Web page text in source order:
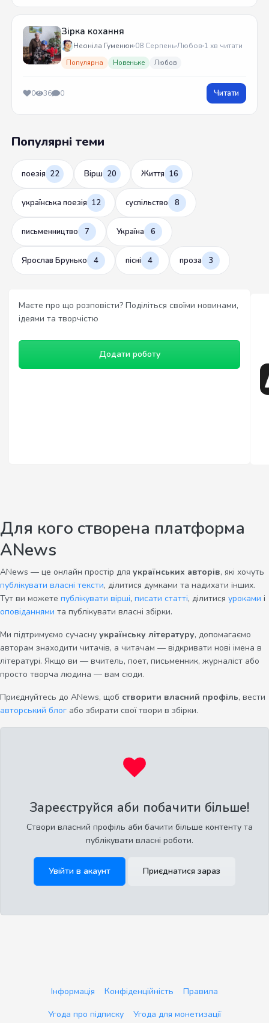
Зірка кохання
Неоніла Гуменюк 08 СерпеньЛюбов 1 хв читати
Популярна Новеньке Любов
0 36 0 Читати
Популярні теми
поезія 22 Вірш 20 Життя 16
українська поезія 12 суспільство 8
письменництво 7 Україна 6
Ярослав Брунько 4 пісні 4 проза 3
Маєте про що розповісти? Поділіться своїми новинами,
ідеями та творчістю
Додати роботу
Для кого створена платформа
ANews
ANews — це онлайн простір для українських авторів, які хочуть
публікувати власні тексти, ділитися думками та надихати інших.
Тут ви можете публікувати вірші, писати статті, ділитися уроками і
оповіданнями та публікувати власні збірки.
Ми підтримуємо сучасну українську літературу, допомагаємо
авторам знаходити читачів, а читачам — відкривати нові імена в
літературі. Якщо ви — вчитель, поет, письменник, журналіст або
просто творча людина — вам сюди.
Приєднуйтесь до ANews, щоб створити власний профіль, вести
авторський блог або збирати свої твори в збірки.
Зареєструйся аби побачити більше!
Створи власний профіль аби бачити більше контенту та
публікувати власні роботи.
Увійти в акаунт Приєднатися зараз
Інформація Конфіденційність
Правила
Угода про підписку
Угода для монетизації